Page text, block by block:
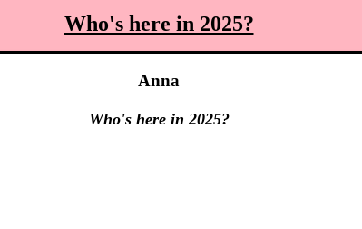
Who's here in 2025?
Anna
Who's here in 2025?